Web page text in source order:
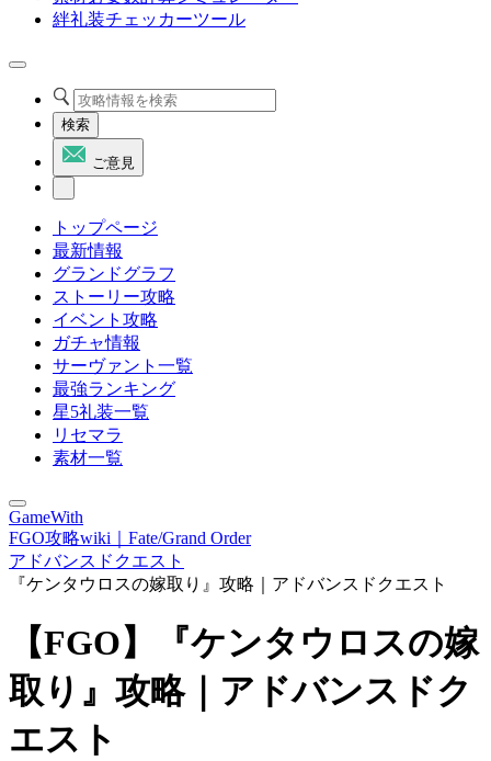
絆礼装チェッカーツール
検索
ご意見
トップページ
最新情報
グランドグラフ
ストーリー攻略
イベント攻略
ガチャ情報
サーヴァント一覧
最強ランキング
星5礼装一覧
リセマラ
素材一覧
GameWith
FGO攻略wiki｜Fate/Grand Order
アドバンスドクエスト
『ケンタウロスの嫁取り』攻略｜アドバンスドクエスト
【FGO】『ケンタウロスの嫁
取り』攻略｜アドバンスドク
エスト